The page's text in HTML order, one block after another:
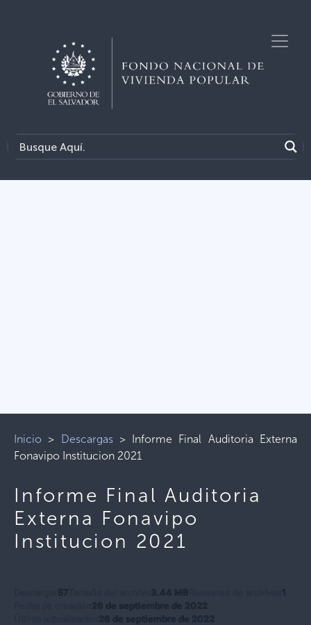
Inicio > Descargas> Informe Final Auditoria Externa
Fonavipo Institucion 2021
Informe Final Auditoria
Externa Fonavipo
Institucion 2021
57 3.44 MB
1
26 de septiembre de 2022
26 de septiembre de 2022